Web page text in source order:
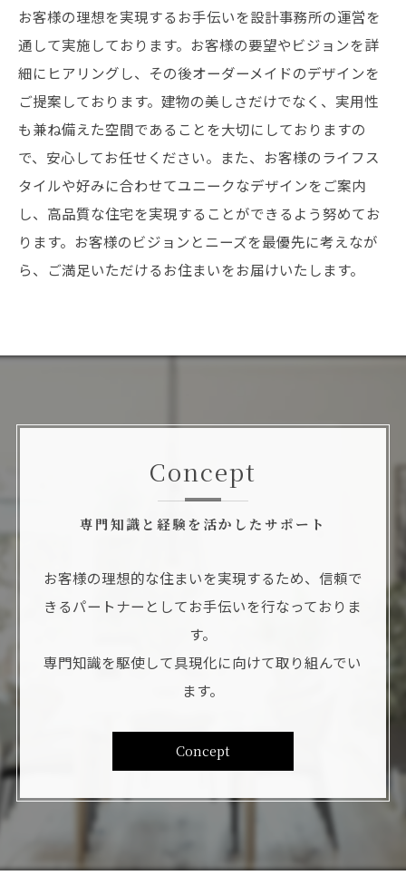
お客様の理想を実現するお手伝いを設計事務所の運営を
通して実施しております。お客様の要望やビジョンを詳
細にヒアリングし、その後オーダーメイドのデザインを
ご提案しております。建物の美しさだけでなく、実用性
も兼ね備えた空間であることを大切にしておりますの
で、安心してお任せください。また、お客様のライフス
タイルや好みに合わせてユニークなデザインをご案内
し、高品質な住宅を実現することができるよう努めてお
ります。お客様のビジョンとニーズを最優先に考えなが
ら、ご満足いただけるお住まいをお届けいたします。
専門知識と経験を活かしたサポート
Concept
お客様の理想的な住まいを実現するため、信頼で
きるパートナーとしてお手伝いを行なっておりま
す。
専門知識を駆使して具現化に向けて取り組んでい
ます。
Concept